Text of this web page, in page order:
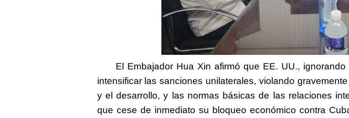
El Embajador Hua Xin afirmó que EE. UU.,
intensificar las sanciones unilaterales,violando
y el desarrollo, y las normas básicas de las relaciones
que cese de inmediato su bloqueo económico contra